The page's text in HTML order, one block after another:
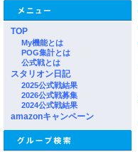
TOP
My機能とは
POG集計とは
公式戦とは
スタリオン日記
2025公式戦結果
2026公式戦募集
2024公式戦結果
amazonキャンペーン